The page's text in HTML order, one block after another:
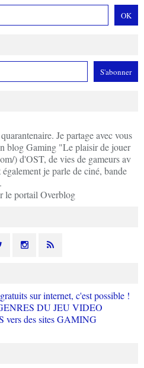
Je partage avec vous
blog Gaming "Le plaisir de jouer
) d'OST, de vies de gameurs av
je parle de ciné, bande
le portail Overblog
sur internet, c'est possible !
DU JEU VIDEO
des sites GAMING